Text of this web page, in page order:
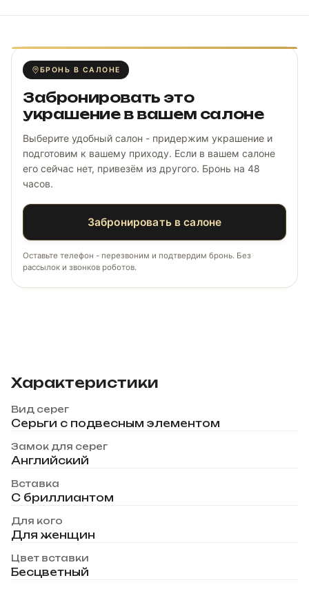
БРОНЬ В САЛОНЕ
Забронировать это
украшение в вашем салоне
Выберите удобный салон - придержим украшение и
подготовим к вашему приходу. Если в вашем салоне
его сейчас нет, привезём из другого. Бронь на 48
часов.
Забронировать в салоне
Оставьте телефон - перезвоним и подтвердим бронь. Без
рассылок и звонков роботов.
Характеристики
Вид серег
Серьги с подвесным элементом
Замок для серег
Английский
Вставка
С бриллиантом
Для кого
Для женщин
Цвет вставки
Бесцветный